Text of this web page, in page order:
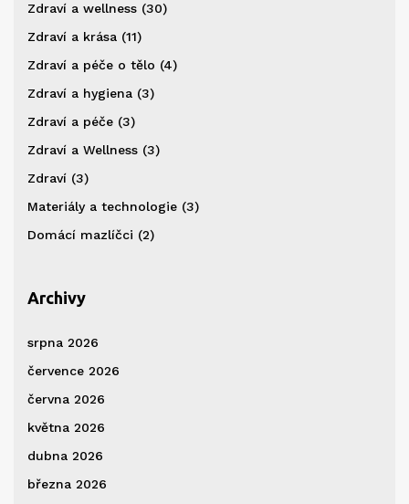
Zdraví a wellness (30)
Zdraví a krása (11)
Zdraví a péče o tělo (4)
Zdraví a hygiena (3)
Zdraví a péče (3)
Zdraví a Wellness (3)
Zdraví (3)
Materiály a technologie (3)
Domácí mazlíčci (2)
Archivy
srpna 2026
července 2026
června 2026
května 2026
dubna 2026
března 2026